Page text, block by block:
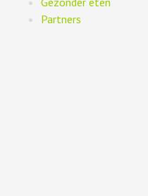
Partners